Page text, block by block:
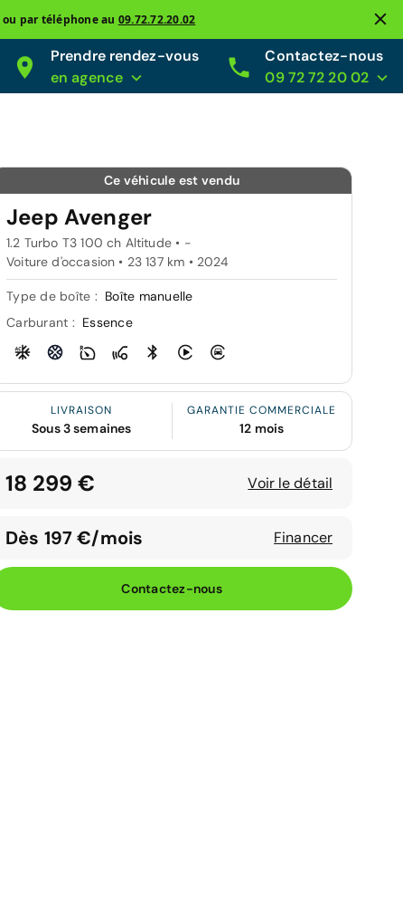
ou par téléphone au 09.72.72.20.02
Prendre rendez-vous
en agence
Contactez-nous
09 72 72 20 02
Ce véhicule est vendu
Jeep Avenger
1.2 Turbo T3 100 ch Altitude • -
Voiture d'occasion • 23 137 km • 2024
Type de boîte : Boîte manuelle
Carburant : Essence
LIVRAISON
Sous 3 semaines
GARANTIE COMMERCIALE
12 mois
18 299 € Voir le détail
Dès 197 €/mois Financer
Contactez-nous